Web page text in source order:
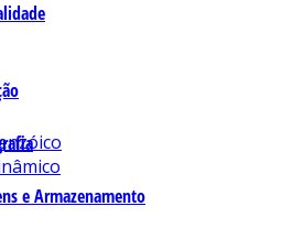
e Armazenamento